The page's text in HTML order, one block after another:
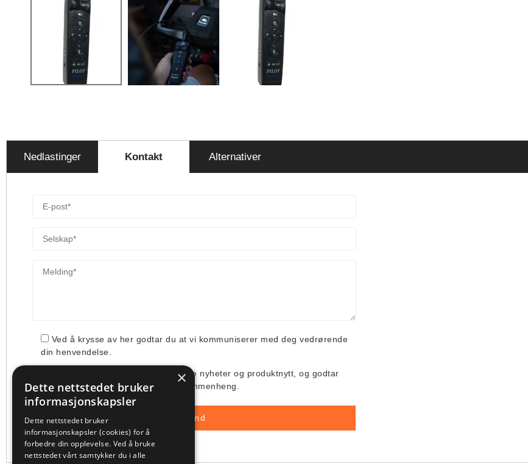
Nedlastinger Kontakt Alternativer
Ved å krysse av her godtar du at vi kommuniserer med deg vedrørende
din henvendelse.
Jeg ønsker å få tilsendt deres siste nyheter og produktnytt, og godtar
deres bruk av min e-post i denne sammenheng.
×
Dette nettstedet bruker
informasjonskapsler
Dette nettstedet bruker
informasjonskapsler (cookies) for å
forbedre din opplevelse. Ved å bruke
nettstedet vårt samtykker du i alle